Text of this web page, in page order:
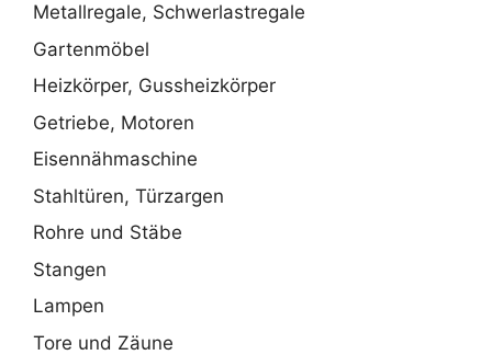
Metallregale, Schwerlastregale
Gartenmöbel
Heizkörper, Gussheizkörper
Getriebe, Motoren
Eisennähmaschine
Stahltüren, Türzargen
Rohre und Stäbe
Stangen
Lampen
Tore und Zäune